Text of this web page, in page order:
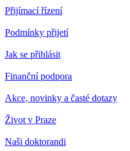
Přijímací řízení
Podmínky přijetí
Jak se přihlásit
Finanční podpora
Akce, novinky a časté dotazy
Život v Praze
Naši doktorandi